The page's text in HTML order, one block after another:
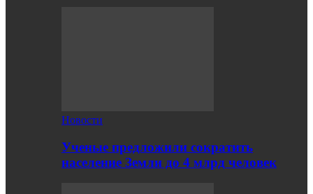
Новости
Ученые предложили сократить
население Земли до 4 млрд человек